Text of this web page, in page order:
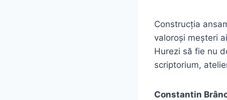
Construcția
valoroși meșteri
Hurezi să fie nu
scriptorium,
Constantin